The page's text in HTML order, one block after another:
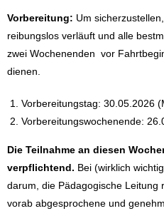
Vorbereitung: Um
reibungslos verläuft und alle
zwei Wochenenden vor
dienen.
Vorbereitungstag: 30.05.2026
Vorbereitungswochenende:
Die Teilnahme an diesen
verpflichtend. Bei (wirklich
darum, die Pädagogische Leitung
vorab abgesprochene und